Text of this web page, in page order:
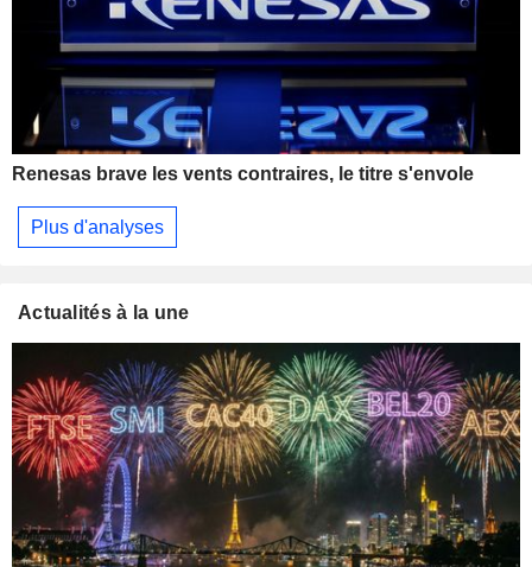
Renesas brave les vents contraires, le titre s'envole
Plus d'analyses
Actualités à la une